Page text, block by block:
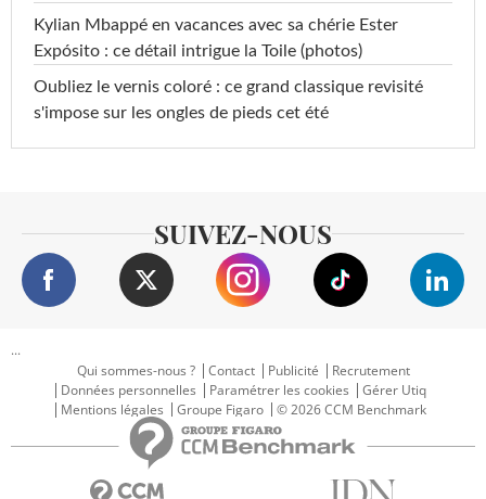
Kylian Mbappé en vacances avec sa chérie Ester
Expósito : ce détail intrigue la Toile (photos)
Oubliez le vernis coloré : ce grand classique revisité
s'impose sur les ongles de pieds cet été
SUIVEZ-NOUS
...
Qui sommes-nous ?
Contact Publicité
Recrutement
Données personnelles
Paramétrer les cookies
Gérer Utiq
Mentions légales
Groupe Figaro © 2026 CCM Benchmark